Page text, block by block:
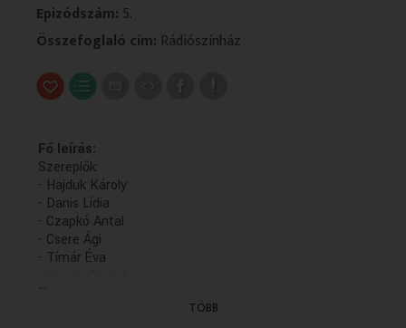
Epizódszám: 5.
Összefoglaló cím: Rádiószínház
Fő leírás:
Szereplők:
- Hajduk Károly
- Danis Lídia
- Czapkó Antal
- Csere Ági
- Tímár Éva
Műsorszolgáltatói ismertető:
...
TÖBB